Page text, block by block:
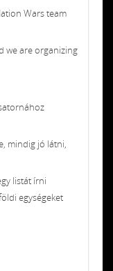
Wars team
we are organizing
mindig jó látni,
listát írni
egységeket